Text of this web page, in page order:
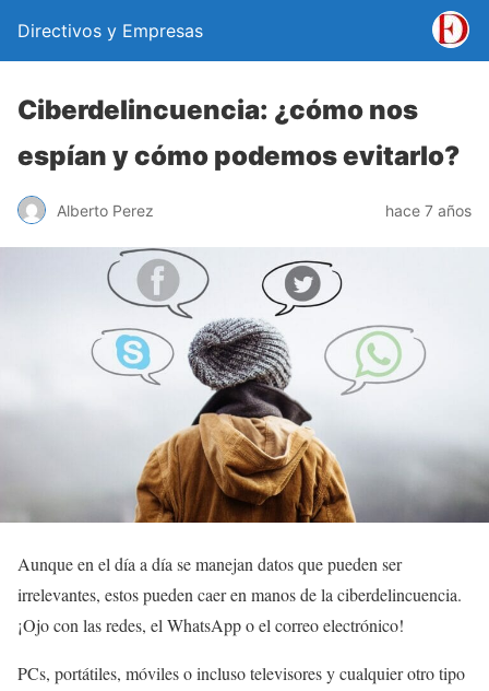
Directivos y Empresas
Ciberdelincuencia: ¿cómo nos
espían y cómo podemos evitarlo?
Alberto Perez hace 7 años
Aunque en el día a día se manejan datos que pueden ser
irrelevantes, estos pueden caer en manos de la ciberdelincuencia.
¡Ojo con las redes, el WhatsApp o el correo electrónico!
PCs, portátiles, móviles o incluso televisores y cualquier otro tipo